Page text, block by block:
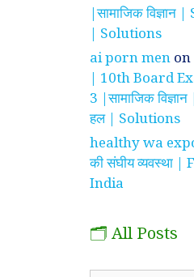
|सामाजिक
| Solutions
ai porn men on
| 10th Board
3 |सामाजिक
हल | Solutions
healthy wa
की संघीय व्यवस्था
India
🗂️ All Posts